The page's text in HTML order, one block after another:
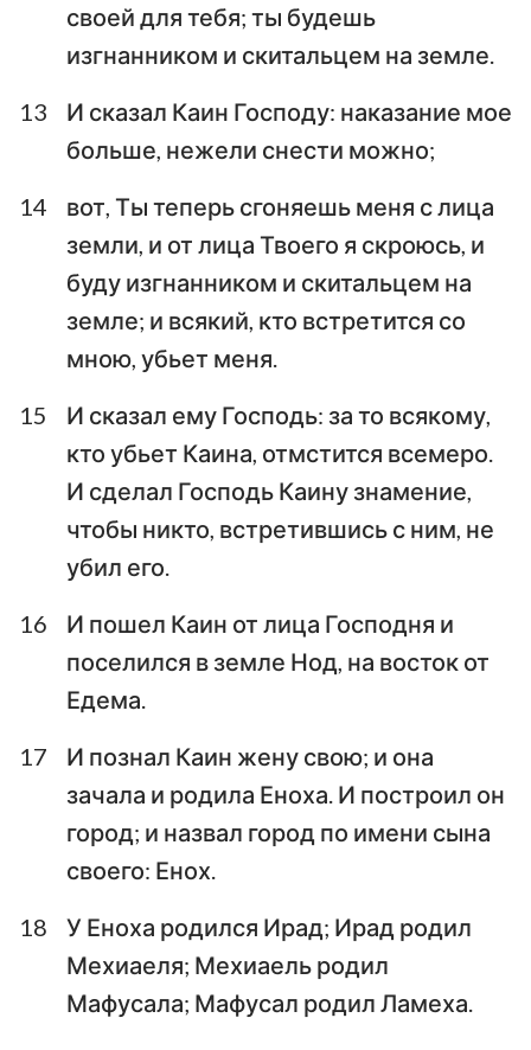
своей для тебя; ты будешь
изгнанником и скитальцем на земле.
13
И сказал Каин Господу: наказание мое
больше, нежели снести можно;
14
вот, Ты теперь сгоняешь меня с лица
земли, и от лица Твоего я скроюсь, и
буду изгнанником и скитальцем на
земле; и всякий, кто встретится со
мною, убьет меня.
15
И сказал ему Господь: за то всякому,
кто убьет Каина, отмстится всемеро.
И сделал Господь Каину знамение,
чтобы никто, встретившись с ним, не
убил его.
16
И пошел Каин от лица Господня и
поселился в земле Нод, на восток от
Едема.
17
И познал Каин жену свою; и она
зачала и родила Еноха. И построил он
город; и назвал город по имени сына
своего: Енох.
18
У Еноха родился Ирад; Ирад родил
Мехиаеля; Мехиаель родил
Мафусала; Мафусал родил Ламеха.